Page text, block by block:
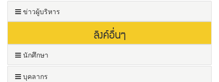
ข่าวผู้บริหาร
ลิงค์อื่นๆ
นักศึกษา
บุคลากร